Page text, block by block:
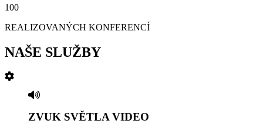
100
REALIZOVANÝCH KONFERENCÍ
NAŠE SLUŽBY
ZVUK SVĚTLA VIDEO